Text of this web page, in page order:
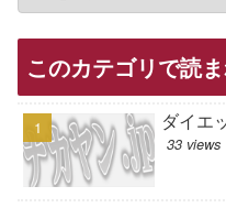
このカテゴリで読
ダイエ
33 views